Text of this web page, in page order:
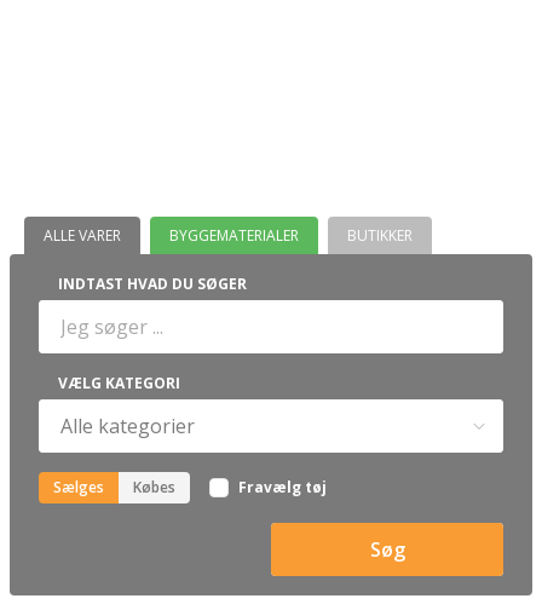
ALLE VARER BYGGEMATERIALER BUTIKKER
INDTAST HVAD DU SØGER
VÆLG KATEGORI
Sælges Købes Fravælg tøj
Søg